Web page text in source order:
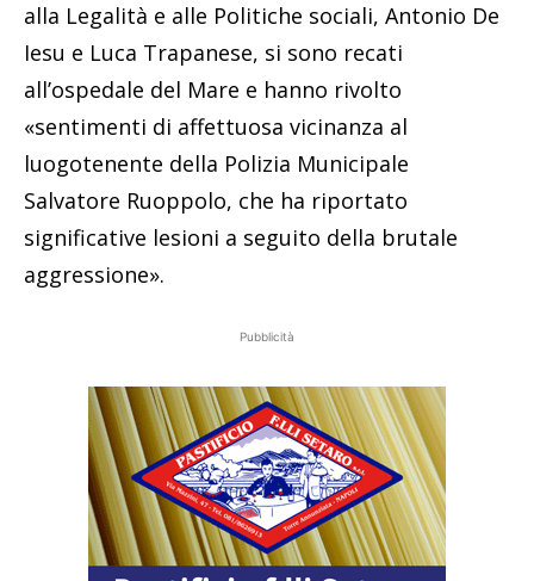
alla Legalità e alle Politiche sociali, Antonio De
Iesu e Luca Trapanese, si sono recati
all’ospedale del Mare e hanno rivolto
«sentimenti di affettuosa vicinanza al
luogotenente della Polizia Municipale
Salvatore Ruoppolo, che ha riportato
significative lesioni a seguito della brutale
aggressione».
Pubblicità